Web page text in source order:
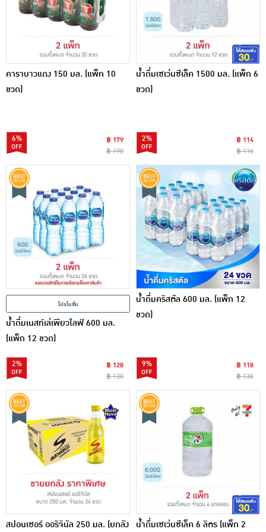
คาราบาวแดง 150 มล. (แพ็ก 10
ขวด)
6%
฿ 179
฿ 190
น้ำดื่มเซเว่นซีเล็ค 1500 มล. (แพ็ก 6
ขวด)
2%
฿ 114
฿ 116
โปรโมชั่น
น้ำดื่มเนสท์เล่เพียวไลฟ์ 600 มล.
(แพ็ก 12 ขวด)
2%
฿ 128
฿ 130
น้ำดื่มคริสตัล 600 มล. (แพ็ก 12
ขวด)
9%
฿ 118
฿ 130
สปอนเซอร์ ออริจินัล 250 มล. (ยกลัง
น้ำดื่มเซเว่นซีเล็ค 6 ลิตร (แพ็ก 2